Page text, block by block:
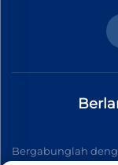
Bergabunglah